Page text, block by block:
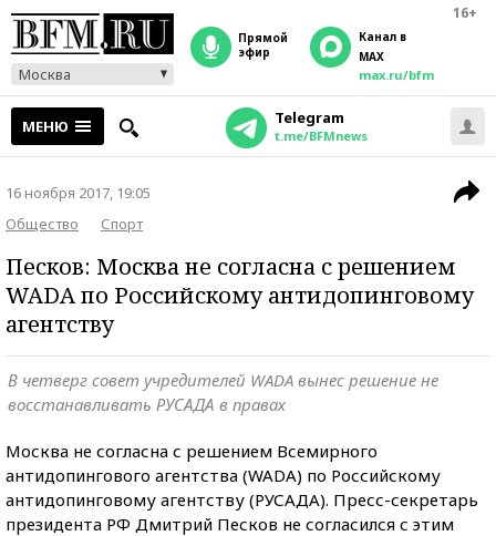
16+
Москва
прямой
эфир
Канал в
MAX
max.ru/bfm
МЕНЮ Telegram
t.me/BFMnews
16 ноября 2017, 19:05
Общество
Спорт
Песков: Москва не согласна с решением
WADA по Российскому антидопинговому
агентству
В четверг совет учредителей WADA вынес решение не
восстанавливать РУСАДА в правах
Москва не согласна с решением Всемирного
антидопингового агентства (WADA) по Российскому
антидопинговому агентству (РУСАДА). Пресс-секретарь
президента РФ Дмитрий Песков не согласился с этим